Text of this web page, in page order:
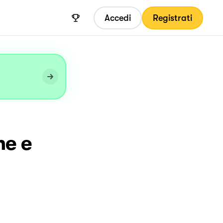
Accedi Registrati
e